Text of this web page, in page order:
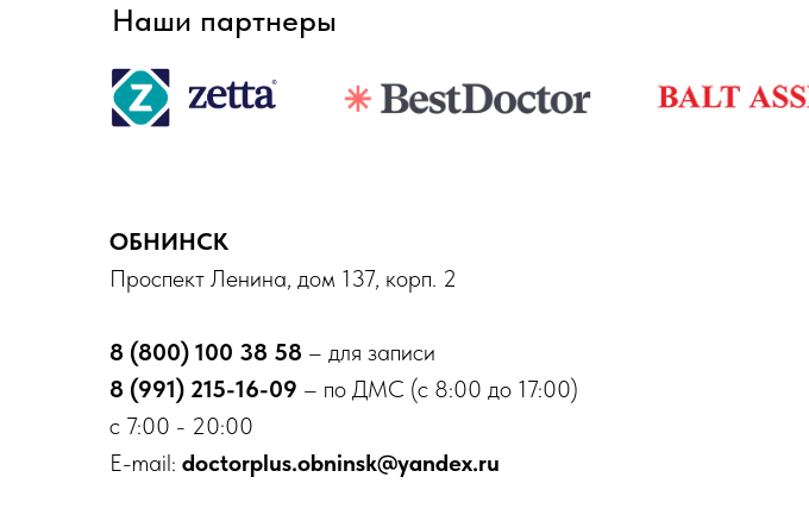
Наши партнеры
ОБНИНСК
Проспект Ленина, дом 137, корп. 2
8 (800) 100 38 58 – для записи
8 (991) 215-16-09 – по ДМС (с 8:00 до 17:00)
с 7:00 - 20:00
E-mail: doctorplus.obninsk@yandex.ru